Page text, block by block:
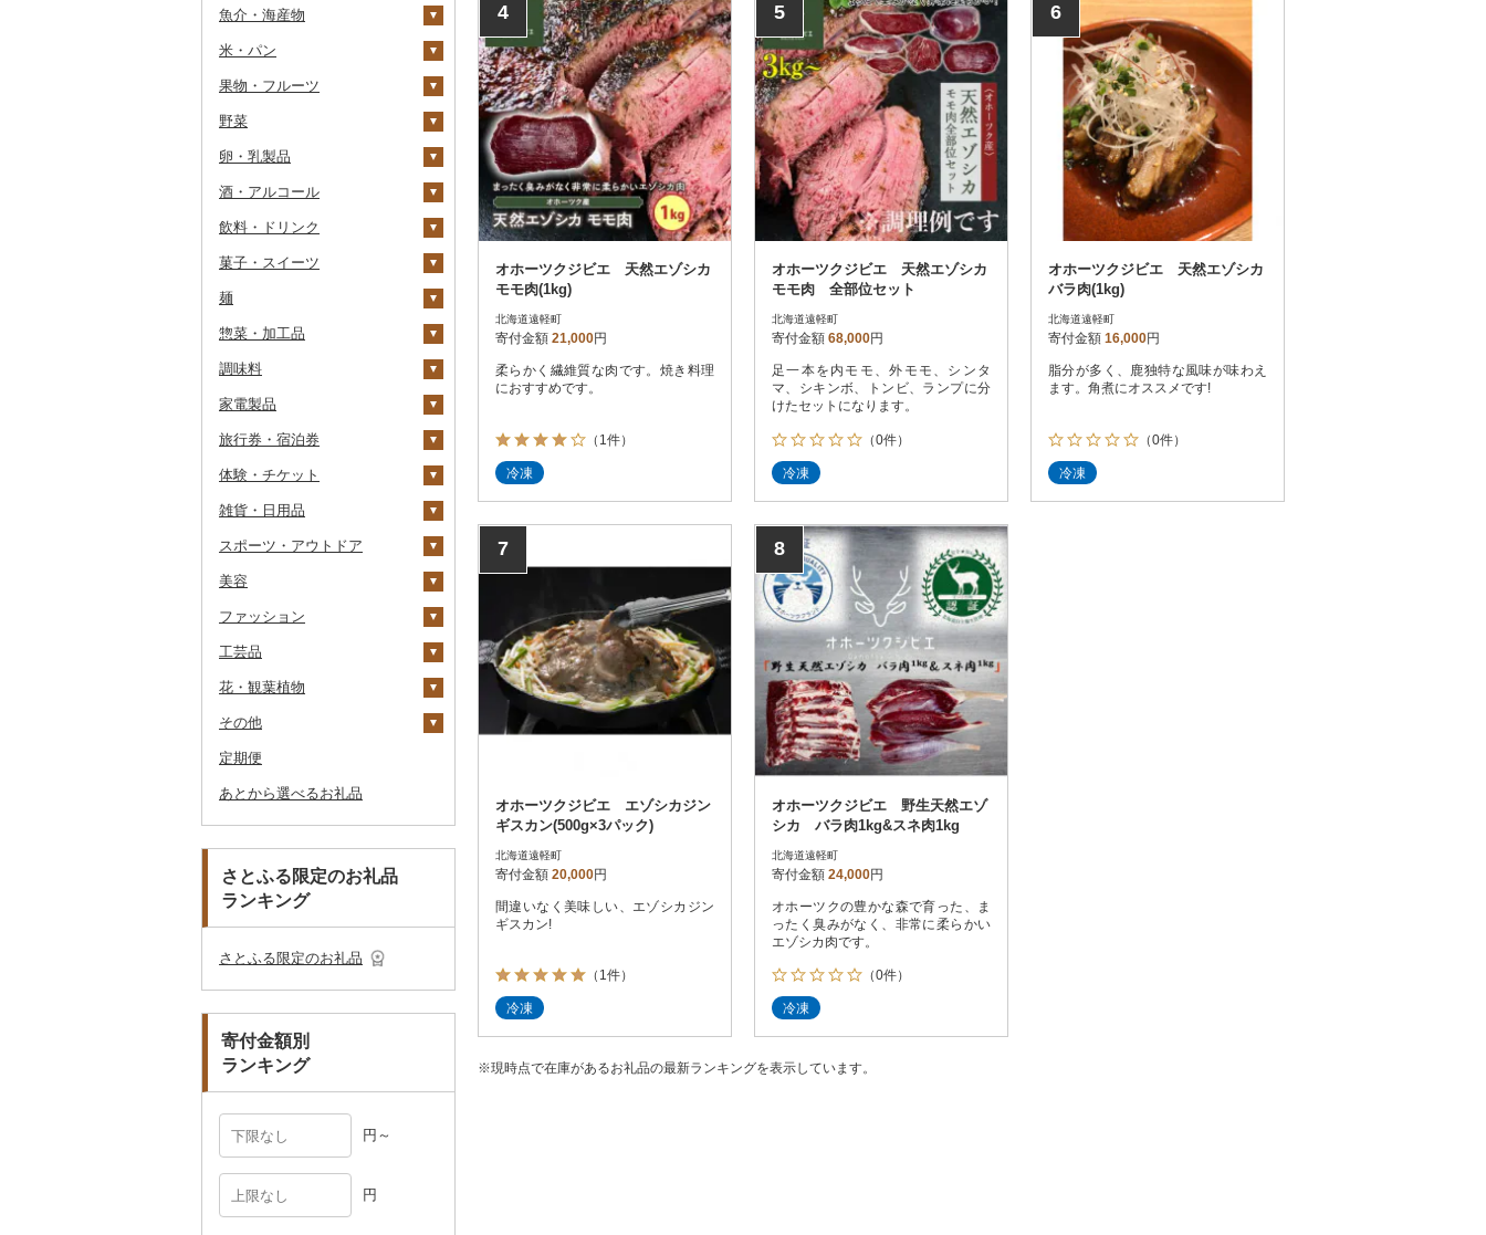
魚介・海産物
カニ
ズワイガニ
毛ガニ
かにしゃぶ
その他カニ
エビ
ボタンエビ
伊勢海老
その他エビ
いくら
うに
明太子・たらこ
明太子
たらこ
その他魚卵
数の子
キャビア
その他魚卵
貝
鮑（アワビ）
牡蠣（カキ）
あさり
しじみ
サザエ
はまぐり
その他貝
鮮魚
鮭・サーモン
マグロ
イワシ
カツオ
金目鯛
クエ
サバ
鯛
のどぐろ
ブリ
ほっけ
その他鮮魚
イカ・タコ
イカ
タコ
海苔・海藻
海苔
わかめ
ひじき
その他海苔・海藻
干物
ししゃも
その他干物
その他魚介・加工品
しらす・ちりめん
かまぼこ・練り製品
米・パン
米
無洗米
玄米
金芽米
ゆめぴりか
コシヒカリ
はえぬき
さがびより
あきたこまち
ひとめぼれ
ミルキークィーン
ななつぼし
雑穀
餅
その他穀物加工品
パン
果物・フルーツ
ぶどう・マスカット
巨峰
ナガノパープル
ピオーネ
デラウェア
その他ぶどう・マスカ
いちご
りんご
もも
メロン
梨
和梨
洋梨・ラフランス
マンゴー
みかん・柑橘
みかん
レモン
不知火・デコポン
せとか
まどんな
その他柑橘
すいか
キウイ
柿（カキ）
ドライフルーツ
干し芋
その他果物
びわ
パイナップル
栗
野菜
いも
じゃがいも
さつまいも
その他いも
トマト
フルーツトマト
ミニトマト
玉ねぎ
ねぎ
根菜
人参
大根
自然薯
レンコン
にんにく・生姜
その他根菜
アスパラガス
豆
きのこ
しいたけ
松茸
その他きのこ
その他野菜
山菜
かぼちゃ
レタス
卵・乳製品
卵
チーズ
ヨーグルト
バター
その他乳製品
酒・アルコール
ビール・発泡酒
ビール
地ビール・クラフトビ
日本酒
純米吟醸
大吟醸
吟醸
その他日本酒
芋焼酎
麦焼酎
米焼酎
黒糖焼酎
その他焼酎
梅酒
泡盛
ワイン
白ワイン
赤ワイン
シャンパン・スパーク
ウイスキー
リキュール・洋酒
甘酒
ノンアルコール
その他酒
飲料・ドリンク
水・ミネラルウォーター
飲料
コーヒー豆
粉
ドリップ
茶
飲料
茶葉・ティーバッグ
静岡茶
足柄茶
知覧茶
八女茶
果汁飲料
りんごジュース
みかんジュース（オレ
紅茶
飲料
茶葉・ティーバッグ
その他飲料・ジュース
野菜ジュース
炭酸飲料
豆乳
菓子・スイーツ
クッキー
焼き菓子
プリン
ゼリー
チョコレート
カステラ
アイス・ジェラート
その他洋菓子
煎餅・おかき
羊羹
饅頭
大福
その他和菓子
麺
ラーメン
うどん
そば
パスタ
ひやむぎ
そうめん
その他麺
惣菜・加工品
惣菜
餃子
シュウマイ
コロッケ
その他惣菜
カレー・シチュー
カレー
シチュー
鍋
肉
魚
その他鍋
ピザ
レトルト
スープ
豆腐・納豆
豆腐
漬物
キムチ
その他漬物
缶詰・瓶詰
肉
魚
ジャム
その他缶詰・瓶詰
乾物
燻製（スモーク）
おせち
その他加工品
調味料
砂糖
塩
醤油
味噌
酢
だし
食用油
オリーブオイル
ごま油
はちみつ
ドレッシング
その他調味料
ケチャップ
こしょう
その他調味料
家電製品
季節・空調家電
キッチン家電
照明器具
パソコン・周辺機器
TV・オーディオ・カメラ
美容・健康家電
カー用品
時計
その他家電
旅行券・宿泊券
旅行券
JTBふるさと旅行クー
その他旅行券
宿泊券
体験・チケット
PayPay商品券
食事券
温泉・サウナ・スパ利用
券
GDOふるさとゴルフ
プレークーポン
その他のゴルフプレー
花火大会チケット
カタログギフト
雑貨・日用品
家具・インテリア
机・テーブル
その他家具・インテリ
寝具
布団
毛布
タオルケット
タオル
その他タオル
文房具・印鑑
ボールペン
ノート・ファイル
その他文房具
食器
グラス・カップ
箸
スプーン・フォーク・
ナイフ
皿・椀
その他食器
キッチン用品
フライパン
鍋
まな板
土鍋
日用品
洗剤
トイレットペーパー
ティッシュ
その他日用品
楽器・器材
本・CD・DVD
おもちゃ・ぬいぐるみ
ご当地キャラクター
ペット用品
その他雑貨
スポーツ・アウトドア
ゴルフ
ゴルフボール
ゴルフウェア
その他ゴルフ
釣り
サイクリング
アウトドア・キャンプ
その他スポーツ
その他スポーツ
美容
スキンケア
洗顔
その他スキンケア
シャンプー・リンス
石鹸・ボディーソープ
入浴剤
アロマ
プロテイン
その他美容
ファッション
鞄・バッグ
トートバッグ・ショル
ツケース
その他鞄・バッグ
洋服
女性・レディース
子供・ベビー
その他洋服
和服
靴・履物
靴・シューズ
スリッパ・下駄・草履
その他靴・履物
アクセサリー
ペンダント・ネックレ
ス
ピアス・イヤリング
その他アクセサリー
その他服飾小物
ショール・ストール
マフラー・手袋
工芸品
織物
本場奄美大島紬
陶器・漆器
唐津焼
備前焼
美濃焼
村上木彫堆朱
その他装飾品・工芸品
数珠
工芸品
播州そろばん
美濃和紙
花・観葉植物
観葉植物・苗木
花
胡蝶蘭
造花・プリザーブドフ
ラワー
その他花
盆栽・その他
その他
地域サービス
その他
定期便
あとから選べるお礼品
さとふる限定のお礼品
ランキング
さとふる限定のお礼品
寄付金額別
ランキング
円～
円
4
オホーツクジビエ 天然エゾシカ
モモ肉(1kg)
北海道遠軽町
寄付金額 21,000円
柔らかく繊維質な肉です。焼き料理
におすすめです。
（1件）
冷凍
5
オホーツクジビエ 天然エゾシカ
モモ肉 全部位セット
北海道遠軽町
寄付金額 68,000円
足一本を内モモ、外モモ、シンタ
マ、シキンボ、トンビ、ランプに分
けたセットになります。
（0件）
冷凍
6
オホーツクジビエ 天然エゾシカ
バラ肉(1kg)
北海道遠軽町
寄付金額 16,000円
脂分が多く、鹿独特な風味が味わえ
ます。角煮にオススメです!
（0件）
冷凍
7
オホーツクジビエ エゾシカジン
ギスカン(500g×3パック)
北海道遠軽町
寄付金額 20,000円
間違いなく美味しい、エゾシカジン
ギスカン!
（1件）
冷凍
8
オホーツクジビエ 野生天然エゾ
シカ バラ肉1kg&スネ肉1kg
北海道遠軽町
寄付金額 24,000円
オホーツクの豊かな森で育った、ま
ったく臭みがなく、非常に柔らかい
エゾシカ肉です。
（0件）
冷凍
※現時点で在庫があるお礼品の最新ランキングを表示しています。